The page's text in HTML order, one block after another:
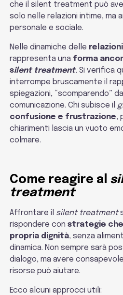
che il silent treatment può
solo nelle relazioni intime, ma
personale e sociale.
Nelle dinamiche delle
rappresenta una forma
silent treatment. Si verifica
interrompe bruscamente il
spiegazioni, “scomparendo”
comunicazione. Chi subisce il
confusione e frustrazione,
chiarimenti lascia un vuoto
colmare.
Come reagire al
treatment
Affrontare il silent treatment
rispondere con strategie
propria dignità, senza
dinamica. Non sempre sarà
dialogo, ma avere
risorse può aiutare.
Ecco alcuni approcci utili: